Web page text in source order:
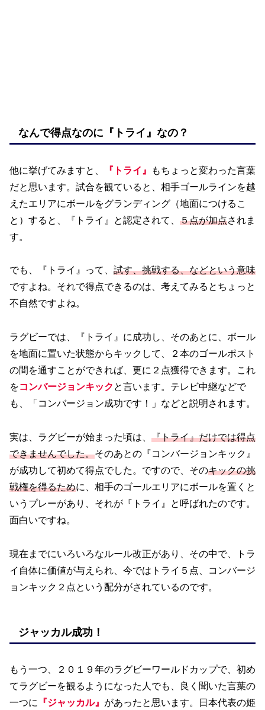
なんで得点なのに『トライ』なの？
他に挙げてみますと、 『トライ』
もちょっと変わった言葉
だと思います。試合を観ていると、相手ゴールラインを越
えたエリアにボールをグランディング（地面につけるこ
と）すると、『トライ』と認定されて、 ５点が加点されま
す。
でも、『トライ』って、 試す、挑戦する、などという意味
ですよね。それで得点できるのは、考えてみるとちょっと
不自然ですよね。
ラグビーでは、『トライ』に成功し、そのあとに、ボール
を地面に置いた状態からキックして、２本のゴールポスト
の間を通すことができれば、更に２点獲得できます。これ
をコンバージョンキック と言います。テレビ中継などで
も、「コンバージョン成功です！」などと説明されます。
実は、ラグビーが始まった頃は、 『トライ』だけでは得点
できませんでした。そのあとの『コンバージョンキック』
が成功して初めて得点でした。ですので、そのキックの挑
戦権を得るために、相手のゴールエリアにボールを置くと
いうプレーがあり、それが『トライ』と呼ばれたのです。
面白いですね。
現在までにいろいろなルール改正があり、その中で、トラ
イ自体に価値が与えられ、今ではトライ５点、コンバージ
ョンキック２点という配分がされているのです。
ジャッカル成功！
もう一つ、２０１９年のラグビーワールドカップで、初め
てラグビーを観るようになった人でも、良く聞いた言葉の
一つに
『ジャッカル』 があったと思います。日本代表の姫